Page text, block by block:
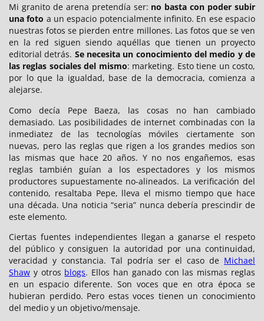
Mi granito de arena pretendía ser: no basta con poder subir
una foto a un espacio potencialmente infinito. En ese espacio
nuestras fotos se pierden entre millones. Las fotos que se ven
en la red siguen siendo aquéllas que tienen un proyecto
editorial detrás. Se necesita un conocimiento del medio y de
las reglas sociales del mismo: marketing. Esto tiene un costo,
por lo que la igualdad, base de la democracia, comienza a
alejarse.
Como decía Pepe Baeza, las cosas no han cambiado
demasiado. Las posibilidades de internet combinadas con la
inmediatez de las tecnologías móviles ciertamente son
nuevas, pero las reglas que rigen a los grandes medios son
las mismas que hace 20 años. Y no nos engañemos, esas
reglas también guían a los espectadores y los mismos
productores supuestamente no-alineados. La verificación del
contenido, resaltaba Pepe, lleva el mismo tiempo que hace
una década. Una noticia “seria” nunca debería prescindir de
este elemento.
Ciertas fuentes independientes llegan a ganarse el respeto
del público y consiguen la autoridad por una continuidad,
veracidad y constancia. Tal podría ser el caso de Michael
Shaw y otros blogs. Ellos han ganado con las mismas reglas
en un espacio diferente. Son voces que en otra época se
hubieran perdido. Pero estas voces tienen un conocimiento
del medio y un objetivo/mensaje.